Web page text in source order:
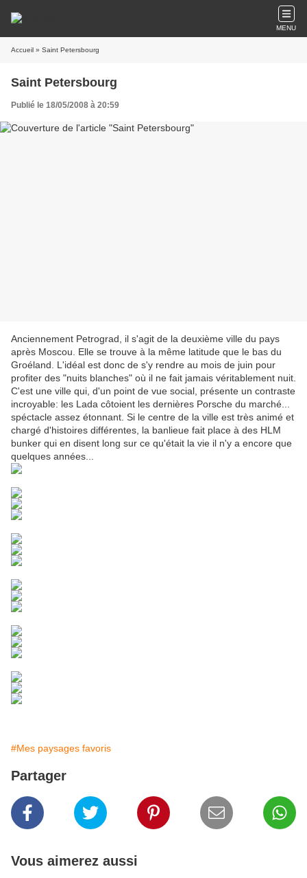
MENU
Accueil » Saint Petersbourg
Saint Petersbourg
Publié le 18/05/2008 à 20:59
Anciennement Petrograd, il s'agit de la deuxième ville du pays
après Moscou. Elle se trouve à la même latitude que le bas du
Groéland. L'idéal est donc de s'y rendre au mois de juin pour
profiter des "nuits blanches" où il ne fait jamais véritablement nuit.
C'est une ville qui, d'un point de vue social, présente un contraste
incroyable: les Lada côtoient les dernières Porsche du marché...
spéctacle assez étonnant. Si le centre de la ville est très animé et
chargé d'histoires différentes, la banlieue fait place à des HLM
bunker qui en disent long sur ce qu'était la vie il n'y a encore que
quelques années...
#Mes paysages favoris
Partager
Vous aimerez aussi